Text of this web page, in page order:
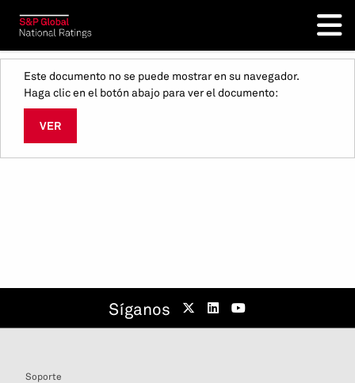
Este documento no se puede mostrar en su navegador.
Haga clic en el botón abajo para ver el documento:
VER
Síganos
Soporte